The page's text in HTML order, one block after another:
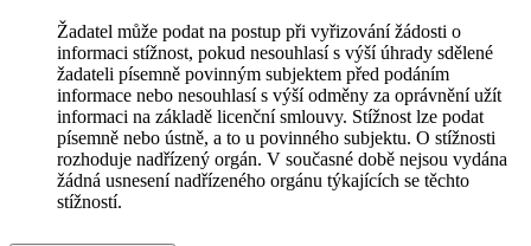
Žadatel může podat na postup při vyřizování žádosti o
informaci stížnost, pokud nesouhlasí s výší úhrady sdělené
žadateli písemně povinným subjektem před podáním
informace nebo nesouhlasí s výší odměny za oprávnění užít
informaci na základě licenční smlouvy. Stížnost lze podat
písemně nebo ústně, a to u povinného subjektu. O stížnosti
rozhoduje nadřízený orgán. V současné době nejsou vydána
žádná usnesení nadřízeného orgánu týkajících se těchto
stížností.